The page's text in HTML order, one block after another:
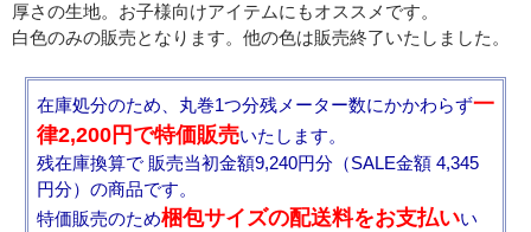
厚さの生地。お子様向けアイテムにもオススメです。
白色のみの販売となります。他の色は販売終了いたしました。
在庫処分のため、丸巻1つ分残メーター数にかかわらず一
律2,200円で特価販売いたします。
残在庫換算で 販売当初金額9,240円分（SALE金額 4,345
円分）の商品です。
特価販売のため梱包サイズの配送料をお支払いい